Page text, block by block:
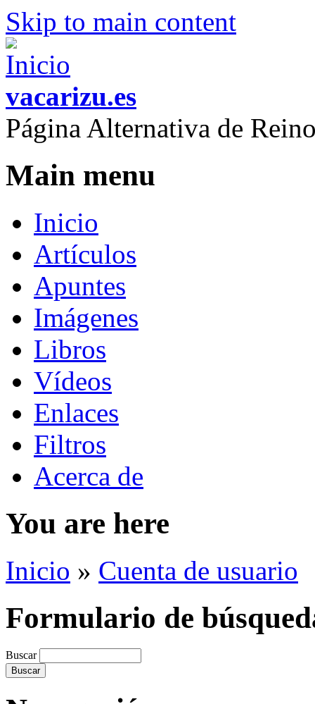
Skip to main content
vacarizu.es
Página Alternativa de
Main menu
Inicio
Artículos
Apuntes
Imágenes
Libros
Vídeos
Enlaces
Filtros
Acerca de
You are here
Inicio » Cuenta de usuario
Formulario de
Buscar